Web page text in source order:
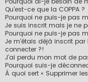
Qu’est-ce que la COPPA ?
Pourquoi ne puis-je pas
Je suis inscrit mais je ne
Pourquoi ne puis-je pas
Je m’étais déjà inscrit
connecter ?!
J’ai perdu mon mot de
Pourquoi suis-je
À quoi sert « Supprimer